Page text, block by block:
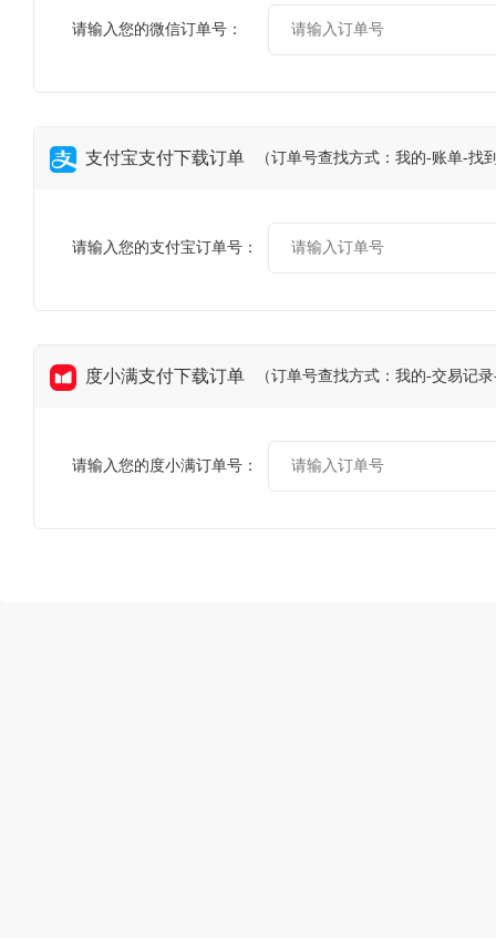
请输入您的微信订单号：
支付宝支付下载订单 （订单号查找方式：我的-账单-
请输入您的支付宝订单号：
度小满支付下载订单 （订单号查找方式：我的-交易记
请输入您的度小满订单号：